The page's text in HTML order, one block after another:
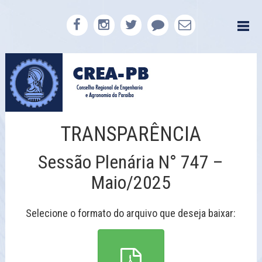
TRANSPARÊNCIA
Sessão Plenária N° 747 –
Maio/2025
Selecione o formato do arquivo que deseja baixar: